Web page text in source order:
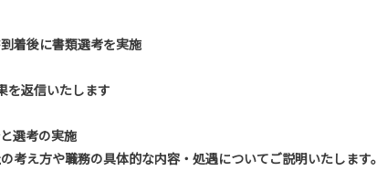
着後に書類選考を実施
を返信いたします
選考の実施
考え方や職務の具体的な内容・処遇についてご説明いたします。